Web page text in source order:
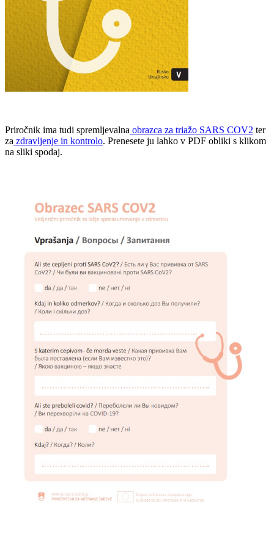
Priročnik ima tudi spremljevalna obrazca za triažo SARS COV2 ter
za zdravljenje in kontrolo. Prenesete ju lahko v PDF obliki s klikom
na sliki spodaj.